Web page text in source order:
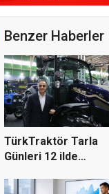
Benzer Haberler
TürkTraktör Tarla
Günleri 12 ilde